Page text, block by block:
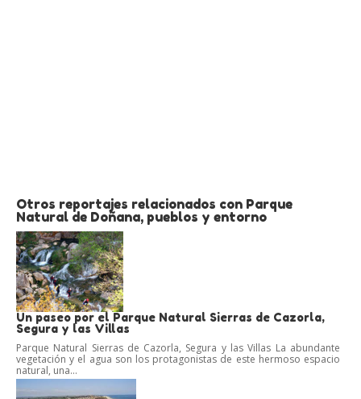
Otros reportajes relacionados con Parque
Natural de Doñana, pueblos y entorno
Un paseo por el Parque Natural Sierras de Cazorla,
Segura y las Villas
Parque Natural Sierras de Cazorla, Segura y las Villas La abundante
vegetación y el agua son los protagonistas de este hermoso espacio
natural, una...